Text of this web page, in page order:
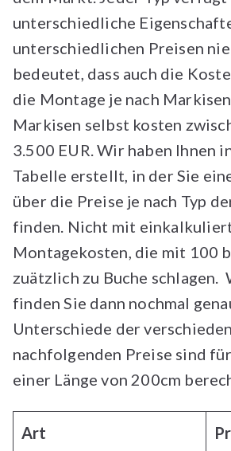
unterschiedliche
unterschiedlichen Preisen
bedeutet, dass auch die
die Montage je nach
Markisen selbst kosten
3.500 EUR. Wir haben Ihnen
Tabelle erstellt, in der Sie
über die Preise je nach Typ
finden. Nicht mit
Montagekosten, die mit 100
zuätzlich zu Buche schlagen.
finden Sie dann nochmal
Unterschiede der
nachfolgenden Preise sind
einer Länge von 200cm
Art